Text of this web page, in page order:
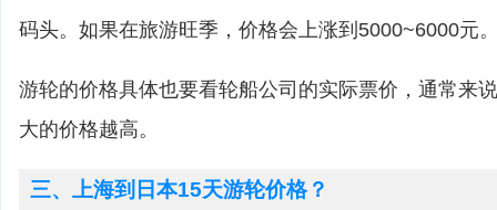
码头。如果在旅游旺季，价格会上涨到5000~6000元
游轮的价格具体也要看轮船公司的实际票价，通常来
大的价格越高。
三、上海到日本15天游轮价格？